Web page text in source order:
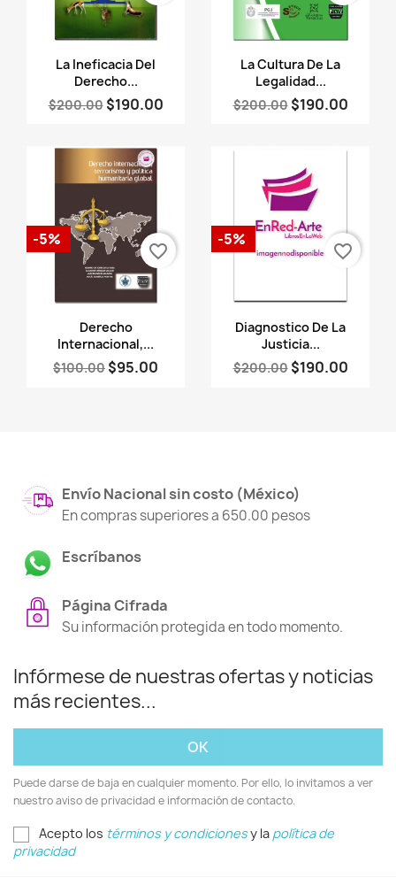
Vista rápida
La Ineficacia Del
Derecho...
$200.00 $190.00
Vista rápida
La Cultura De La
Legalidad...
$200.00 $190.00
Vista rápida
Derecho
Internacional,...
$100.00 $95.00
-5%
favorite_border
Vista rápida
Diagnostico De La
Justicia...
$200.00 $190.00
-5%
favorite_border
Envío Nacional sin costo (México)
En compras superiores a 650.00 pesos
Escríbanos
Página Cifrada
Su información protegida en todo momento.
Infórmese de nuestras ofertas y noticias
más recientes...
Puede darse de baja en cualquier momento. Por ello, lo invitamos a ver
nuestro aviso de privacidad e información de contacto.
Acepto los términos y condicionesy la política de
privacidad